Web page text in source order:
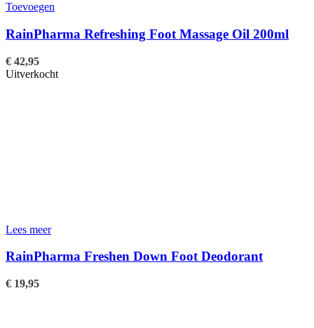
Toevoegen
RainPharma Refreshing Foot Massage Oil 200ml
€ 42,95
Uitverkocht
Lees meer
RainPharma Freshen Down Foot Deodorant
€ 19,95